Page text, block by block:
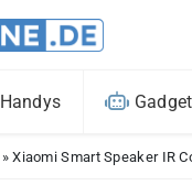
Handys
»Xiaomi Smart Speaker IR